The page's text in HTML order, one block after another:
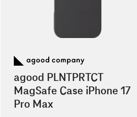
agood PLNTPRTCT
MagSafe Case iPhone 17
Pro Max